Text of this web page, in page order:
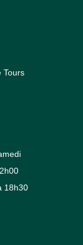
Tours
18h30